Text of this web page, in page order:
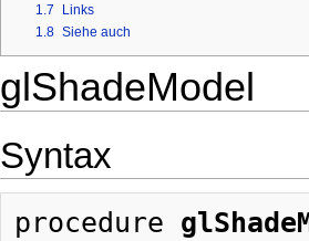
1.7
Links
1.8 Siehe auch
glShadeModel
Syntax
procedure